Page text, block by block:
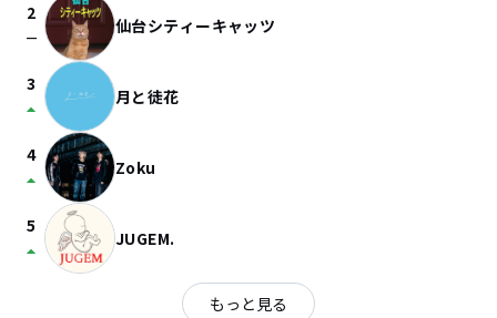
2
check_indeterminate_small 仙台シティーキャッツ
3
arrow_drop_up 月と徒花
4
arrow_drop_up Zoku
5
arrow_drop_up JUGEM.
もっと見る